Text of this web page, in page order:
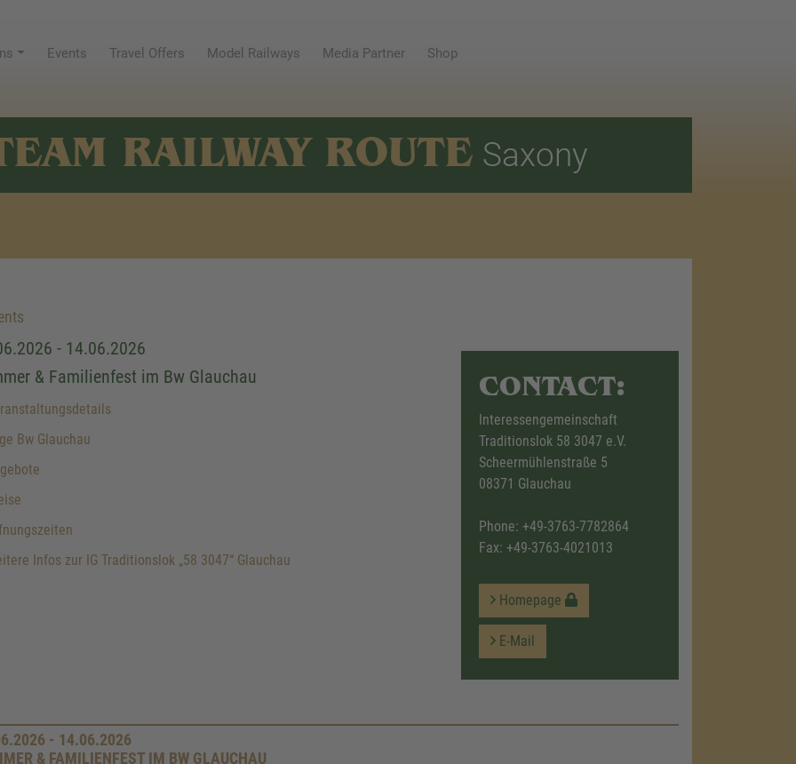
Events Travel Offers Model Railways Media Partner Shop
RAILWAY ROUTE Saxony
- 14.06.2026
& Familienfest im Bw Glauchau
Bw Glauchau
Infos zur IG Traditionslok „58 3047“ Glauchau
CONTACT:
Interessengemeinschaft
Traditionslok 58 3047 e.V.
Scheermühlenstraße 5
08371 Glauchau
Phone: +49-3763-7782864
Fax: +49-3763-4021013
Homepage
E-Mail
- 14.06.2026
& FAMILIENFEST IM BW GLAUCHAU